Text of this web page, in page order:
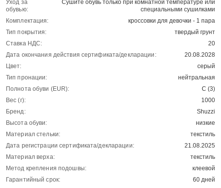
Уход за
обувью:
Сушите обувь только при комнатной температуре или
специальными сушилками
Комплектация:
кроссовки для девочки - 1 пара
Тип покрытия:
твердый грунт
Ставка НДС:
20
Дата окончания действия сертификата/декларации:
20.08.2028
Цвет:
серый
Тип пронации:
нейтральная
Полнота обуви (EUR):
С (3)
Вес (г):
1000
Бренд:
Shuzzi
Высота обуви:
низкие
Материал стельки:
текстиль
Дата регистрации сертификата/декларации:
21.08.2025
Материал верха:
текстиль
Метод крепления подошвы:
клеевой
Гарантийный срок:
60 дней